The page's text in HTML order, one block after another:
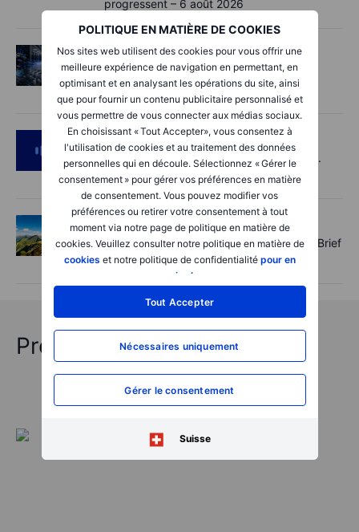
POLITIQUE EN MATIÈRE DE COOKIES
Nos sites web utilisent des cookies pour vous offrir une
meilleure expérience de navigation en permettant, en
optimisant et en analysant les opérations du site, ainsi
que pour fournir un contenu publicitaire personnalisé et
vous permettre de vous connecter aux médias sociaux.
En choisissant « Tout Accepter», vous consentez à
l'utilisation de cookies et au traitement des données
personnelles qui en découle. Sélectionnez « Gérer le
consentement » pour gérer vos préférences en matière
de consentement. Vous pouvez modifier vos
préférences ou retirer votre consentement à tout
moment via notre page de politique en matière de
cookies. Veuillez consulter notre politique en matière de
cookies et notre politique de confidentialité pour en
savoir plus
Tout Accepter
Nécessaires uniquement
Gérer le consentement
Suisse
progressent – 6 août 2026
Actions
2026-08-06 06:00:00
AI’s next phase: Investing beyond the
bottlenecks
Podcast
2026-08-05 14:27:00
SpaceX's Starmind to start on terra firma.
Gold rally a signal?
Options
2026-08-05 11:30:00
Records extend, hedges build - Options Brief
- 5 August 2026
Prévisions "chocs" 2026